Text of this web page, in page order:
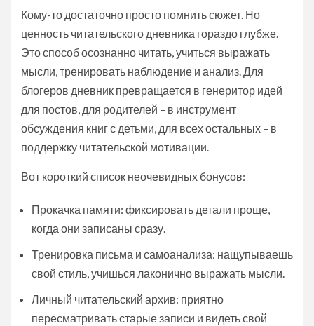
Кому-то достаточно просто помнить сюжет. Но
ценность читательского дневника гораздо глубже.
Это способ осознанно читать, учиться выражать
мысли, тренировать наблюдение и анализ. Для
блогеров дневник превращается в генеритор идей
для постов, для родителей – в инструмент
обсуждения книг с детьми, для всех остальных – в
поддержку читательской мотивации.
Вот короткий список неочевидных бонусов:
Прокачка памяти: фиксировать детали проще,
когда они записаны сразу.
Тренировка письма и самоанализа: нащупываешь
свой стиль, учишься лаконично выражать мысли.
Личный читательский архив: приятно
пересматривать старые записи и видеть свой